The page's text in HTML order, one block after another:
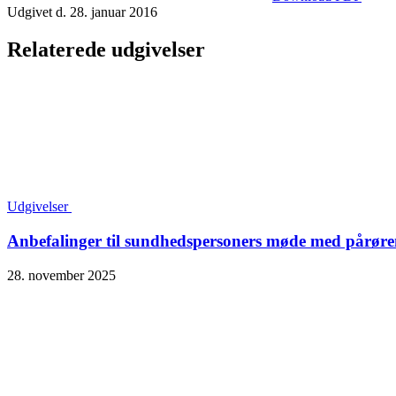
Udgivet d. 28. januar 2016
Relaterede udgivelser
Udgivelser
Anbefalinger til sundhedspersoners møde med
28. november 2025